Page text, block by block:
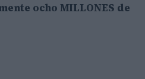
ocho MILLONES de